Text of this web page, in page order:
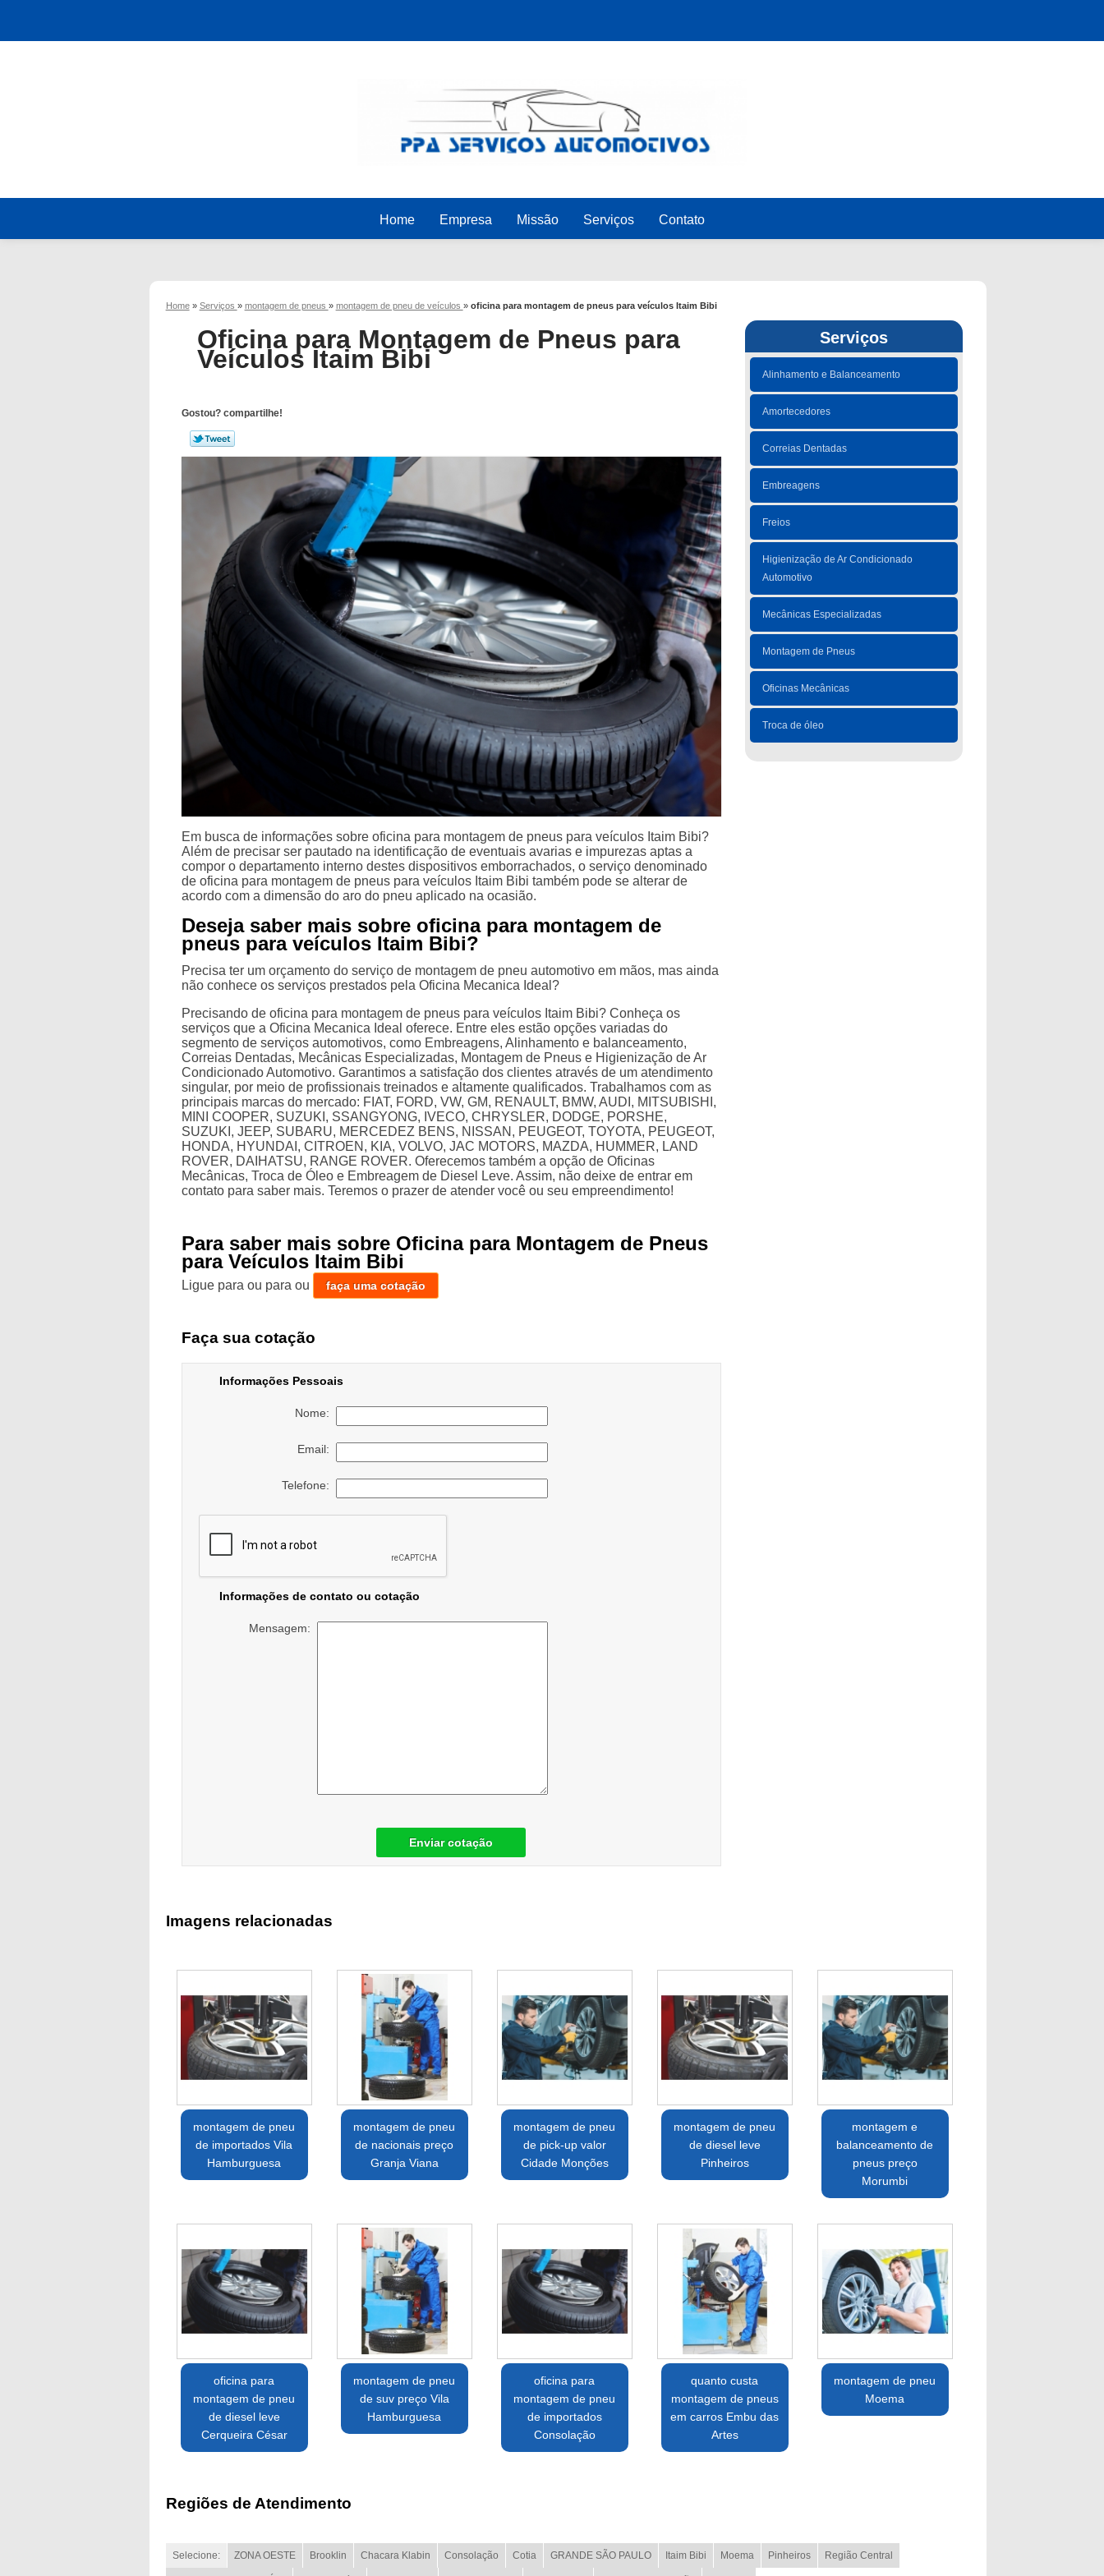
Home Empresa Missão Serviços Contato
Home » Serviços » montagem de pneus » montagem de pneu de veículos » oficina para montagem de pneus para veículos Itaim Bibi
Serviços
Alinhamento e Balanceamento
Amortecedores
Correias Dentadas
Embreagens
Freios
Higienização de Ar Condicionado
Automotivo
Mecânicas Especializadas
Montagem de Pneus
Oficinas Mecânicas
Troca de óleo
Oficina para Montagem de Pneus para
Veículos Itaim Bibi
Gostou? compartilhe!
Em busca de informações sobre oficina para montagem de pneus para veículos Itaim Bibi?
Além de precisar ser pautado na identificação de eventuais avarias e impurezas aptas a
compor o departamento interno destes dispositivos emborrachados, o serviço denominado
de oficina para montagem de pneus para veículos Itaim Bibi também pode se alterar de
acordo com a dimensão do aro do pneu aplicado na ocasião.
Deseja saber mais sobre oficina para montagem de
pneus para veículos Itaim Bibi?
Precisa ter um orçamento do serviço de montagem de pneu automotivo em mãos, mas ainda
não conhece os serviços prestados pela Oficina Mecanica Ideal?
Precisando de oficina para montagem de pneus para veículos Itaim Bibi? Conheça os
serviços que a Oficina Mecanica Ideal oferece. Entre eles estão opções variadas do
segmento de serviços automotivos, como Embreagens, Alinhamento e balanceamento,
Correias Dentadas, Mecânicas Especializadas, Montagem de Pneus e Higienização de Ar
Condicionado Automotivo. Garantimos a satisfação dos clientes através de um atendimento
singular, por meio de profissionais treinados e altamente qualificados. Trabalhamos com as
principais marcas do mercado: FIAT, FORD, VW, GM, RENAULT, BMW, AUDI, MITSUBISHI,
MINI COOPER, SUZUKI, SSANGYONG, IVECO, CHRYSLER, DODGE, PORSHE,
SUZUKI, JEEP, SUBARU, MERCEDEZ BENS, NISSAN, PEUGEOT, TOYOTA, PEUGEOT,
HONDA, HYUNDAI, CITROEN, KIA, VOLVO, JAC MOTORS, MAZDA, HUMMER, LAND
ROVER, DAIHATSU, RANGE ROVER. Oferecemos também a opção de Oficinas
Mecânicas, Troca de Óleo e Embreagem de Diesel Leve. Assim, não deixe de entrar em
contato para saber mais. Teremos o prazer de atender você ou seu empreendimento!
Para saber mais sobre Oficina para Montagem de Pneus
para Veículos Itaim Bibi
Ligue paraou paraou faça uma cotação
Faça sua cotação
Informações Pessoais
Nome:
Email:
Telefone:
Informações de contato ou cotação
Mensagem:
Enviar cotação
Imagens relacionadas
montagem de pneu
de importados Vila
Hamburguesa
montagem de pneu
de nacionais preço
Granja Viana
montagem de pneu
de pick-up valor
Cidade Monções
montagem de pneu
de diesel leve
Pinheiros
montagem e
balanceamento de
pneus preço
Morumbi
oficina para
montagem de pneu
de diesel leve
Cerqueira César
montagem de pneu
de suv preço Vila
Hamburguesa
oficina para
montagem de pneu
de importados
Consolação
quanto custa
montagem de pneus
em carros Embu das
Artes
montagem de pneu
Moema
Regiões de Atendimento
Selecione: ZONA OESTE Brooklin Chacara Klabin Consolação Cotia GRANDE SÃO PAULO Itaim Bibi Moema Pinheiros Região Central